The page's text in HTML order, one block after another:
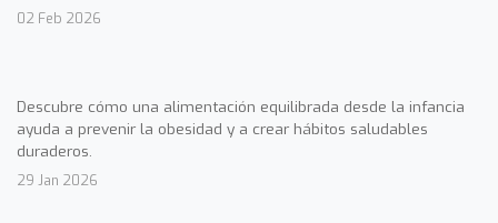
02 Feb 2026
Descubre cómo una alimentación equilibrada desde la infancia
ayuda a prevenir la obesidad y a crear hábitos saludables
duraderos.
29 Jan 2026